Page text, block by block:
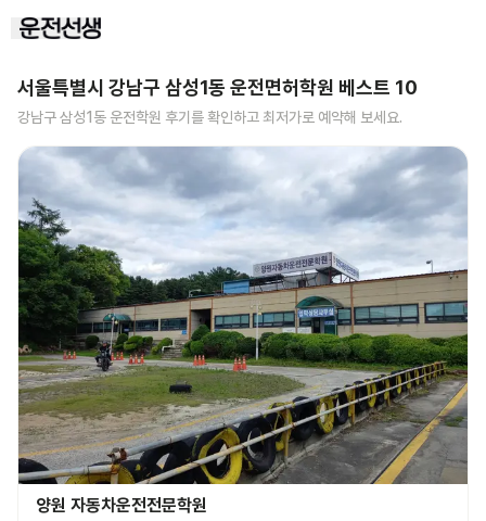
서울특별시 강남구 삼성1동 운전면허학원 베스트 10
강남구 삼성1동 운전학원 후기를 확인하고 최저가로 예약해 보세요.
양원 자동차운전전문학원